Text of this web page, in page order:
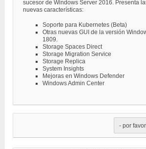
sucesor de Windows Server 2016. Presenta
nuevas características:
Soporte para Kubernetes (Beta)
Otras nuevas GUI de la versión
1809.
Storage Spaces Direct
Storage Migration Service
Storage Replica
System Insights
Mejoras en Windows Defender
Windows Admin Center
- por